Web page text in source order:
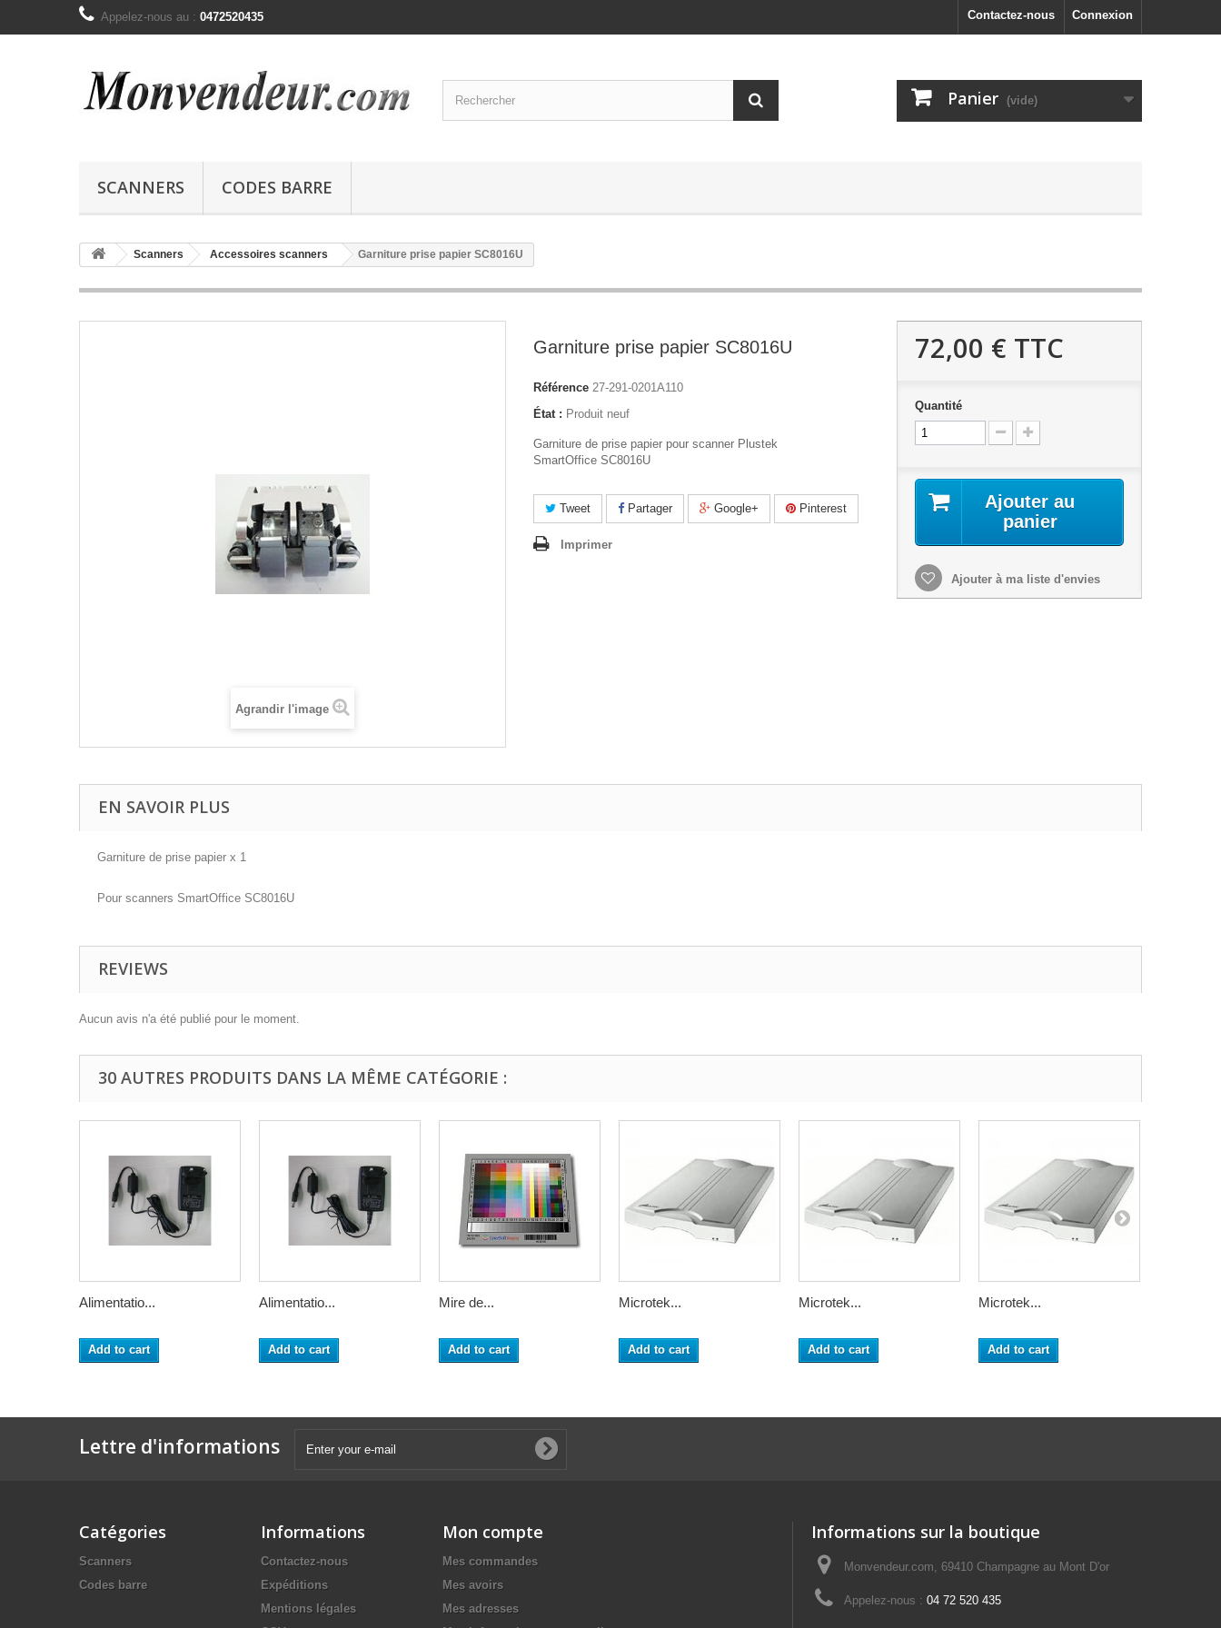
Connexion
Contactez-nous
Appelez-nous au : 0472520435
Panier (vide)
SCANNERS CODES BARRE
Scanners Accessoires scanners Garniture prise papier SC8016U
Agrandir l'image
Garniture prise papier SC8016U
Référence 27-291-0201A110
État : Produit neuf
Garniture de prise papier pour scanner Plustek
SmartOffice SC8016U
Tweet Partager Google+ Pinterest
Imprimer
72,00 € TTC
Quantité
Ajouter au
panier
Ajouter à ma liste d'envies
EN SAVOIR PLUS
Garniture de prise papier x 1
Pour scanners SmartOffice SC8016U
REVIEWS
Aucun avis n'a été publié pour le moment.
30 AUTRES PRODUITS DANS LA MÊME CATÉGORIE :
Alimentatio...
Add to cart
Alimentatio...
Add to cart
Mire de...
Add to cart
Microtek...
Add to cart
Microtek...
Add to cart
Microtek...
Add to cart
Lettre d'informations
Catégories
Scanners
Codes barre
Informations
Contactez-nous
Expéditions
Mentions légales
Mon compte
Mes commandes
Mes avoirs
Mes adresses
Informations sur la boutique
Monvendeur.com, 69410 Champagne au Mont D'or
Appelez-nous : 04 72 520 435